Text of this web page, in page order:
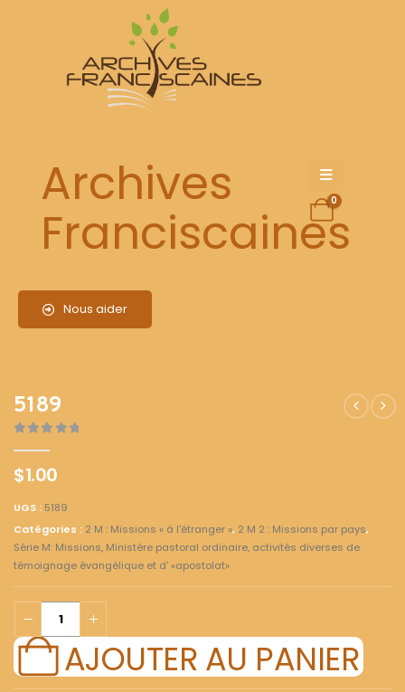
Archives
Franciscaines
Nous aider
0
5189
$1.00
UGS : 5189
Catégories : 2 M : Missions « à l'étranger », 2 M 2 : Missions par pays,
Série M: Missions, Ministère pastoral ordinaire, activités diverses de
témoignage évangélique et d' «apostolat»
AJOUTER AU PANIER